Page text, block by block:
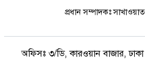
প্রধান সম্পাদকঃ
অফিসঃ ৩/ডি, কারওয়ান বাজার,